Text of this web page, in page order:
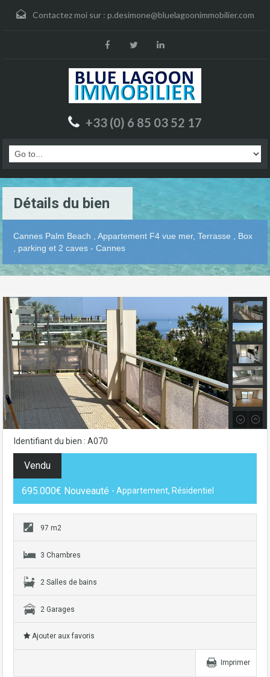
Contactez moi sur : p.desimone@bluelagoonimmobilier.com
+33 (0) 6 85 03 52 17
Détails du bien
Cannes Palm Beach , Appartement F4 vue mer, Terrasse , Box
, parking et 2 caves - Cannes
Identifiant du bien : A070
Vendu
695.000€ Nouveauté - Appartement, Résidentiel
97 m2
3 Chambres
2 Salles de bains
2 Garages
Ajouter aux favoris
Imprimer